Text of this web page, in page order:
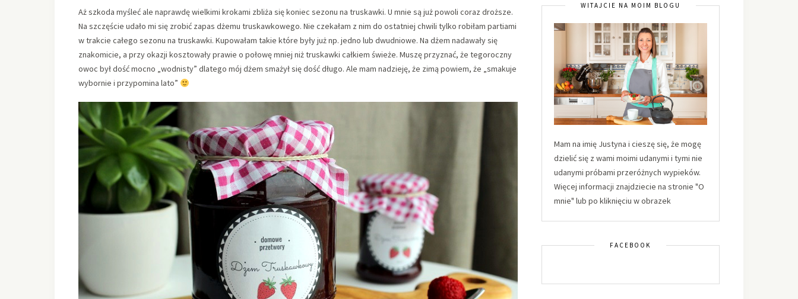
Aż szkoda myśleć ale naprawdę wielkimi krokami zbliża się koniec sezonu na truskawki. U mnie są już powoli coraz droższe.
Na szczęście udało mi się zrobić zapas dżemu truskawkowego. Nie czekałam z nim do ostatniej chwili tylko robiłam partiami
w trakcie całego sezonu na truskawki. Kupowałam takie które były już np. jedno lub dwudniowe. Na dżem nadawały się
znakomicie, a przy okazji kosztowały prawie o połowę mniej niż truskawki całkiem świeże. Muszę przyznać, że tegoroczny
owoc był dość mocno „wodnisty” dlatego mój dżem smażył się dość długo. Ale mam nadzieję, że zimą powiem, że „smakuje
wybornie i przypomina lato”
WITAJCIE NA MOIM BLOGU
Mam na imię Justyna i cieszę się, że mogę
dzielić się z wami moimi udanymi i tymi nie
udanymi próbami przeróżnych wypieków.
Więcej informacji znajdziecie na stronie "O
mnie" lub po kliknięciu w obrazek
FACEBOOK